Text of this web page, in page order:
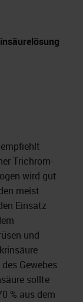
Trichrom-
wird gut
meist
Einsatz
und
Gewebes
sollte
% aus dem